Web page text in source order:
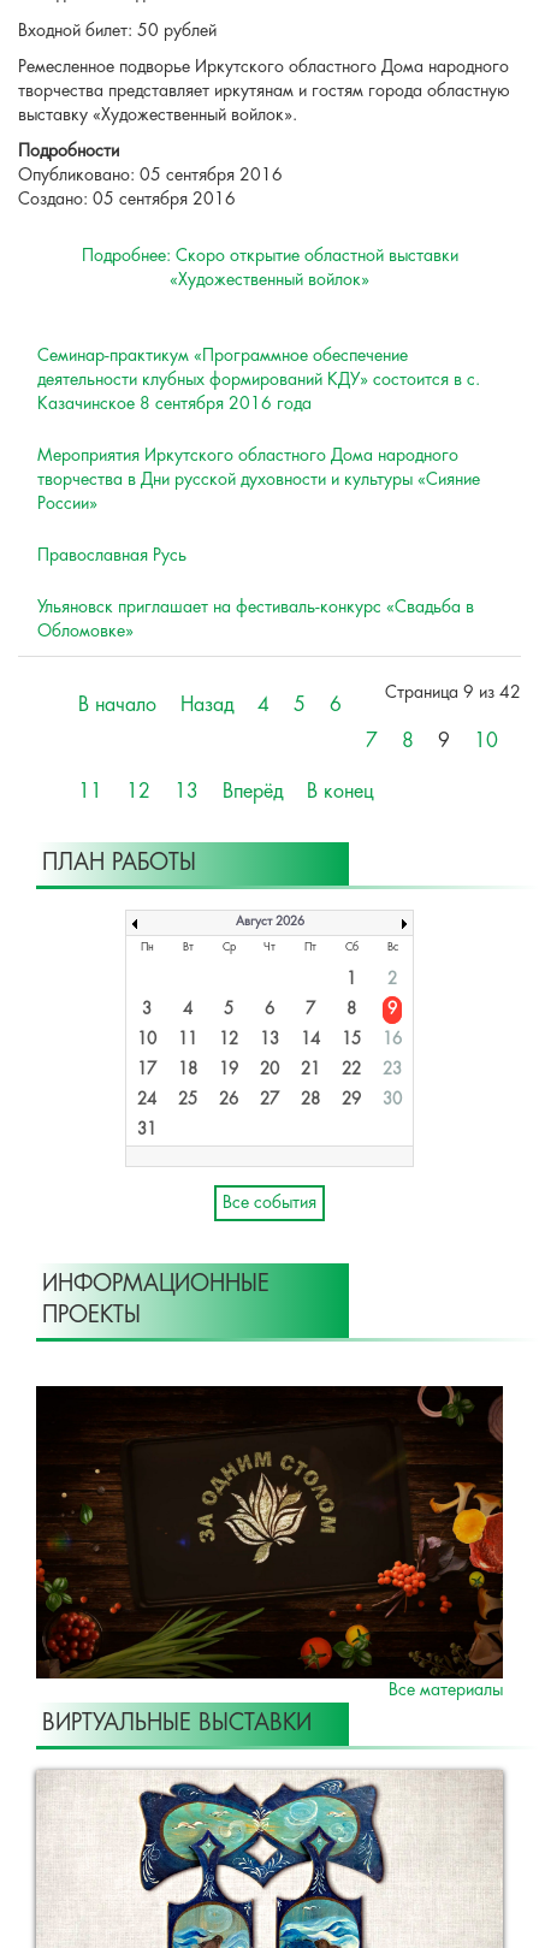
Входной билет: 50 рублей
Ремесленное подворье Иркутского областного Дома народного
творчества представляет иркутянам и гостям города областную
выставку «Художественный войлок».
Подробности
Опубликовано: 05 сентября 2016
Создано: 05 сентября 2016
Подробнее: Скоро открытие областной выставки
«Художественный войлок»
Семинар-практикум «Программное обеспечение
деятельности клубных формирований КДУ» состоится в c.
Казачинское 8 сентября 2016 года
Мероприятия Иркутского областного Дома народного
творчества в Дни русской духовности и культуры «Сияние
России»
Православная Русь
Ульяновск приглашает на фестиваль-конкурс «Свадьба в
Обломовке»
Страница 9 из 42
В начало Назад 4 5
6
7
8 9 10
12 13 Вперёд В конец
ПЛАН РАБОТЫ
Август 2026
Пн Вт Ср Чт Пт Сб Вс
1
2
3
4 5 6 7 8
9
10
11 12 13 14 15
16
17
18 19 20 21 22
23
24
25 26 27 28 29
30
31
Все события
ИНФОРМАЦИОННЫЕ
ПРОЕКТЫ
Все материалы
ВИРТУАЛЬНЫЕ ВЫСТАВКИ